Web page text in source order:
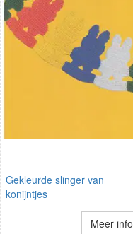
Gekleurde slinger van
konijntjes
Meer info